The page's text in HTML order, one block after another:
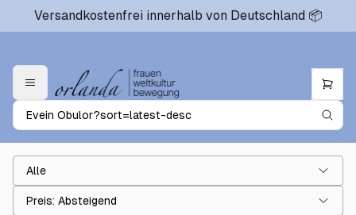
Versandkostenfrei innerhalb von Deutschland 📦
Alle
Preis: Absteigend